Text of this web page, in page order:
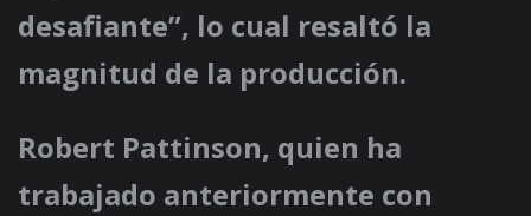
desafiante”, lo cual resaltó la
magnitud de la producción.
Robert Pattinson, quien ha
trabajado anteriormente con